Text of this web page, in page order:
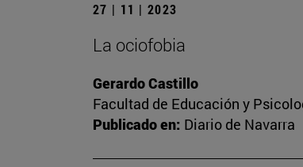
27 | 11 | 2023
La ociofobia
Gerardo Castillo
Facultad de Educación y
Publicado en: Diario de Navarra